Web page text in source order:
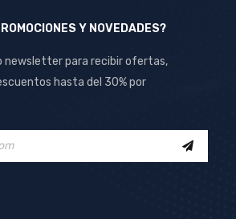
Y NOVEDADES?
newsletter para recibir ofertas,
hasta del 30% por